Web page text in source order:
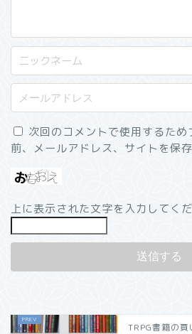
次回のコメントで使用するた
前、メールアドレス、サイトを保存
上に表示された文字を入力してくだ
TRPG書籍の買